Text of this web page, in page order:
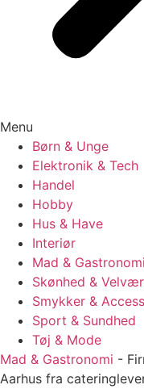
Menu
Børn & Unge
Elektronik & Tech
Handel
Hobby
Hus & Have
Interiør
Mad & Gastronomi
Skønhed &
Smykker &
Sport & Sundhed
Tøj & Mode
Mad & Gastronomi -
Aarhus fra